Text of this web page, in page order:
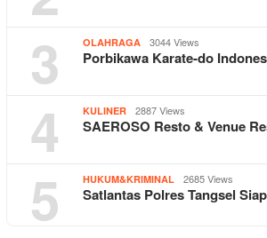
3 OLAHRAGA 3044 Views
Porbikawa Karate-do
4 KULINER 2887 Views
SAEROSO Resto & Venue
5 HUKUM&KRIMINAL 2685 Views
Satlantas Polres Tangsel